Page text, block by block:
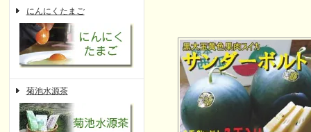
にんにくたまご
菊池水源茶